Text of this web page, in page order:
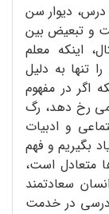
درس، دیوار سن
و تبعیض بین
اینکه معلم
تنها به دلیل
اگر در مفهوم
رخ دهد، رگ
و ادبیات
بگیریم و فهم
متعادل است،
سعادتمند
در خدمت